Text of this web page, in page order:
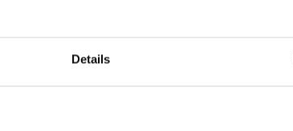
Details
EVENTS